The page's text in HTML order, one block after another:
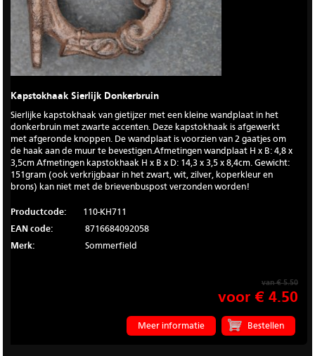
Kapstokhaak Sierlijk Donkerbruin
Sierlijke kapstokhaak van gietijzer met een kleine wandplaat in het
donkerbruin met zwarte accenten. Deze kapstokhaak is afgewerkt
met afgeronde knoppen. De wandplaat is voorzien van 2 gaatjes om
de haak aan de muur te bevestigen.Afmetingen wandplaat H x B: 4,8 x
3,5cm Afmetingen kapstokhaak H x B x D: 14,3 x 3,5 x 8,4cm. Gewicht:
151gram (ook verkrijgbaar in het zwart, wit, zilver, koperkleur en
brons) kan niet met de brievenbuspost verzonden worden!
Productcode:
110-KH711
EAN code:
8716684092058
Merk:
Sommerfield
van € 5.50
voor € 4.50
Meer informatie